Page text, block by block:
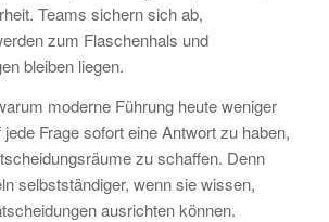
Teams sichern sich ab,
zum Flaschenhals und
bleiben liegen.
moderne Führung heute weniger
Frage sofort eine Antwort zu haben,
zu schaffen. Denn
selbstständiger, wenn sie wissen,
ausrichten können.